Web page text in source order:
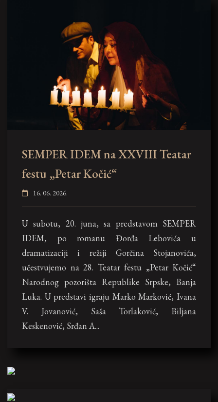
SEMPER IDEM na XXVIII Teatar
festu „Petar Kočić“
16. 06. 2026.
U subotu, 20. juna, sa predstavom SEMPER
IDEM, po romanu Đorđa Lebovića u
dramatizaciji i režiji Gorčina Stojanovića,
učestvujemo na 28. Teatar festu „Petar Kočić“
Narodnog pozorišta Republike Srpske, Banja
Luka. U predstavi igraju Marko Marković, Ivana
V. Jovanović, Saša Torlaković, Biljana
Keskenović, Srđan A...